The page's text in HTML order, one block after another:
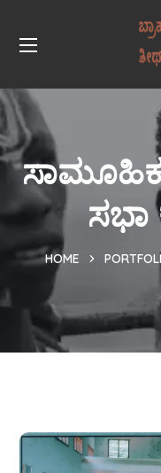
ಸಾಮೂಹಿಕ
HOME